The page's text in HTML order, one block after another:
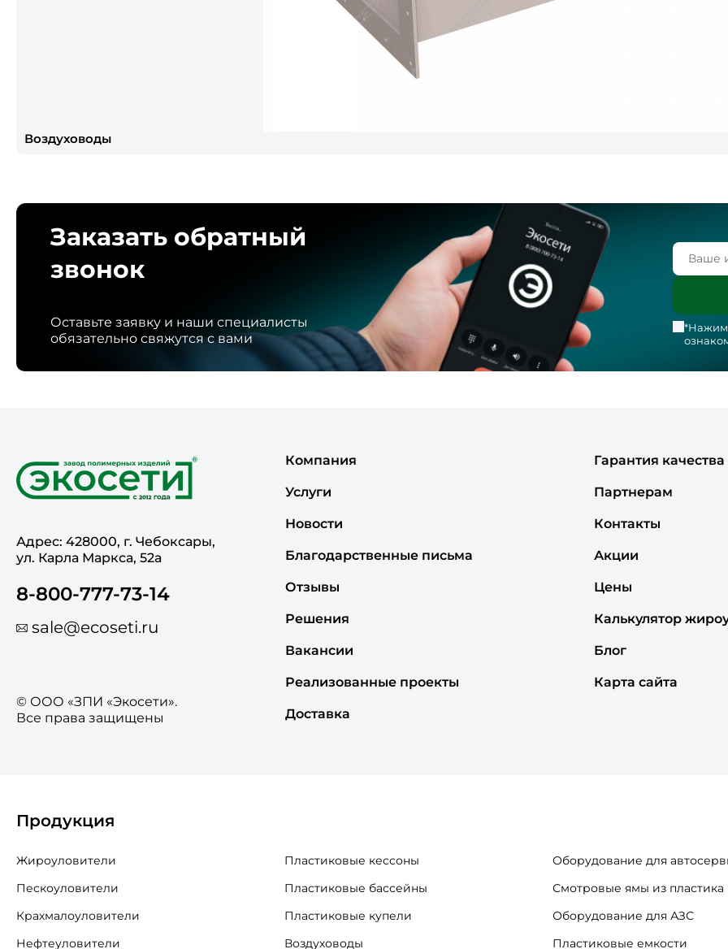
Воздуховоды
Заказать обратный
звонок
Оставьте заявку и наши специалисты
обязательно свяжутся с вами
Адрес: 428000, г. Чебоксары,
ул. Карла Маркса, 52а
8-800-777-73-14
sale@ecoseti.ru
© ООО «ЗПИ «Экосети».
Все права защищены
Компания
Услуги
Новости
Благодарственные письма
Отзывы
Решения
Вакансии
Реализованные проекты
Доставка
Гарантия качества
Партнерам
Контакты
Акции
Цены
Калькулятор
Блог
Карта сайта
Продукция
Жироуловители
Пескоуловители
Крахмалоуловители
Нефтеуловители
Пластиковые кессоны
Пластиковые бассейны
Пластиковые купели
Воздуховоды
Оборудование для
Смотровые ямы из пластика
Оборудование для АЗС
Пластиковые емкости